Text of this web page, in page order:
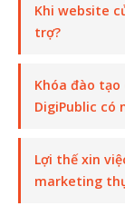
Khi website
trợ?
Khóa đào
DigiPublic có
Lợi thế xin
marketing